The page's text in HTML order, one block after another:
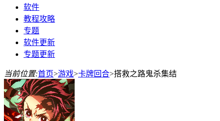
软件
教程攻略
专题
软件更新
专题更新
当前位置:首页>游戏>卡牌回合>搭救之路鬼杀集结